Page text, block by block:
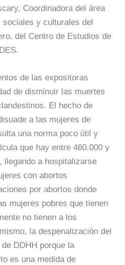
Coordinadora del área
y culturales del
del Centro de Estudios de
de las expositoras
de disminuir las muertes
El hecho de
a las mujeres de
una norma poco útil y
que hay entre 460.000 y
llegando a hospitalizarse
con abortos
por abortos donde
mujeres pobres que tienen
no tienen a los
la despenalización del
DDHH porque la
es una medida de